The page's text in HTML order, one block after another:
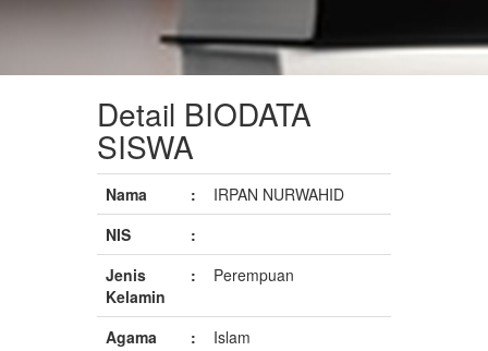
Detail BIODATA
SISWA
Nama :
IRPAN NURWAHID
NIS
:
Jenis
Kelamin
: Perempuan
Agama :
Islam